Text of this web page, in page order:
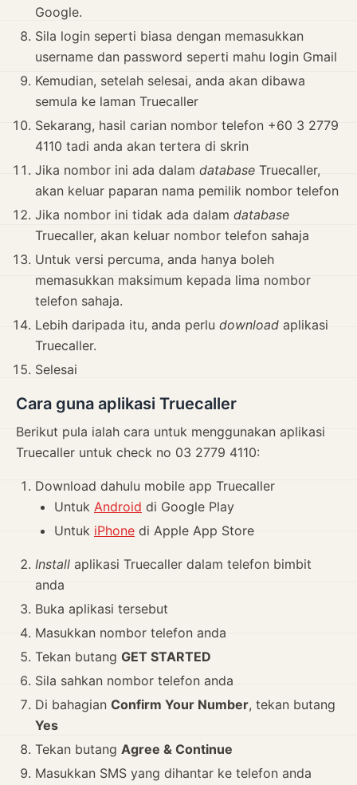
Google.
Sila login seperti biasa dengan memasukkan
username dan password seperti mahu login Gmail
Kemudian, setelah selesai, anda akan dibawa
semula ke laman Truecaller
Sekarang, hasil carian nombor telefon +60 3 2779
4110 tadi anda akan tertera di skrin
Jika nombor ini ada dalam database Truecaller,
akan keluar paparan nama pemilik nombor telefon
Jika nombor ini tidak ada dalam database
Truecaller, akan keluar nombor telefon sahaja
Untuk versi percuma, anda hanya boleh
memasukkan maksimum kepada lima nombor
telefon sahaja.
Lebih daripada itu, anda perlu download aplikasi
Truecaller.
Selesai
Cara guna aplikasi Truecaller
Berikut pula ialah cara untuk menggunakan aplikasi
Truecaller untuk check no 03 2779 4110:
Download dahulu mobile app Truecaller
Untuk Android di Google Play
Untuk iPhone di Apple App Store
Install aplikasi Truecaller dalam telefon bimbit
anda
Buka aplikasi tersebut
Masukkan nombor telefon anda
Tekan butang GET STARTED
Sila sahkan nombor telefon anda
Di bahagian Confirm Your Number, tekan butang
Yes
Tekan butang Agree & Continue
Masukkan SMS yang dihantar ke telefon anda